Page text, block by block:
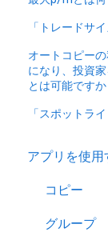
「トレードサ
オートコピー
になり、投資
とは可能ですか
「スポットラ
アプリを使用
コピー
グループ